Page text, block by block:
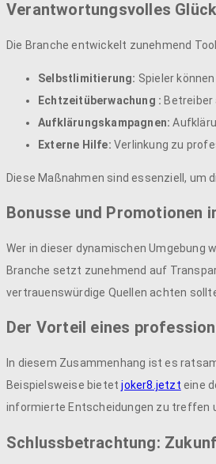
Verantwortungsvolles
Die Branche entwickelt zunehmend
Selbstlimitierung: Spieler
Echtzeitüberwachung : Betreiber
Aufklärungskampagnen:
Externe Hilfe: Verlinkung zu
Diese Maßnahmen sind essenziell, um
Bonusse und Promotionen
Wer in dieser dynamischen Umgebung
Branche setzt zunehmend auf
vertrauenswürdige Quellen achten
Der Vorteil eines
In diesem Zusammenhang ist es
Beispielsweise bietetjoker8.jetzt eine
informierte Entscheidungen zu treffen
Schlussbetrachtung: